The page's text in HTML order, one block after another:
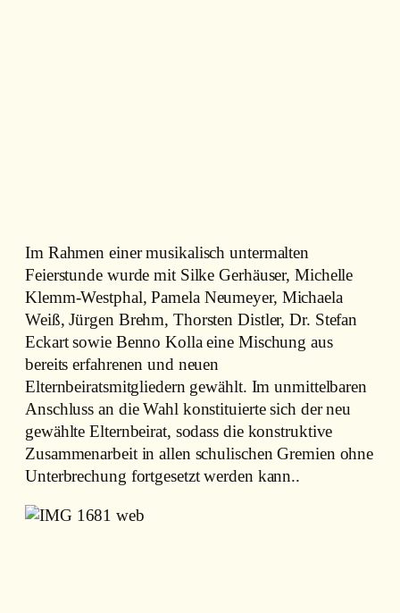
Im Rahmen einer musikalisch untermalten
Feierstunde wurde mit Silke Gerhäuser, Michelle
Klemm-Westphal, Pamela Neumeyer, Michaela
Weiß, Jürgen Brehm, Thorsten Distler, Dr. Stefan
Eckart sowie Benno Kolla eine Mischung aus
bereits erfahrenen und neuen
Elternbeiratsmitgliedern gewählt. Im unmittelbaren
Anschluss an die Wahl konstituierte sich der neu
gewählte Elternbeirat, sodass die konstruktive
Zusammenarbeit in allen schulischen Gremien ohne
Unterbrechung fortgesetzt werden kann..